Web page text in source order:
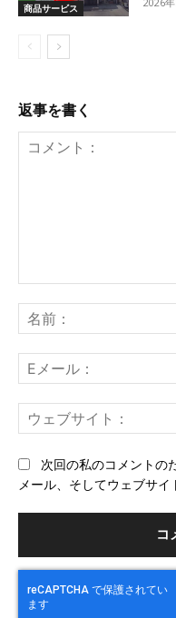
商品サービス
返事を書く
ン
ト：
次回の私のコメントの
メール、そしてウェブサイ